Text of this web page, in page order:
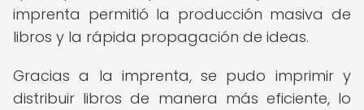
imprenta permitió la producción masiva de
libros y la rápida propagación de ideas.
Gracias a la imprenta, se pudo imprimir y
distribuir libros de manera más eficiente, lo